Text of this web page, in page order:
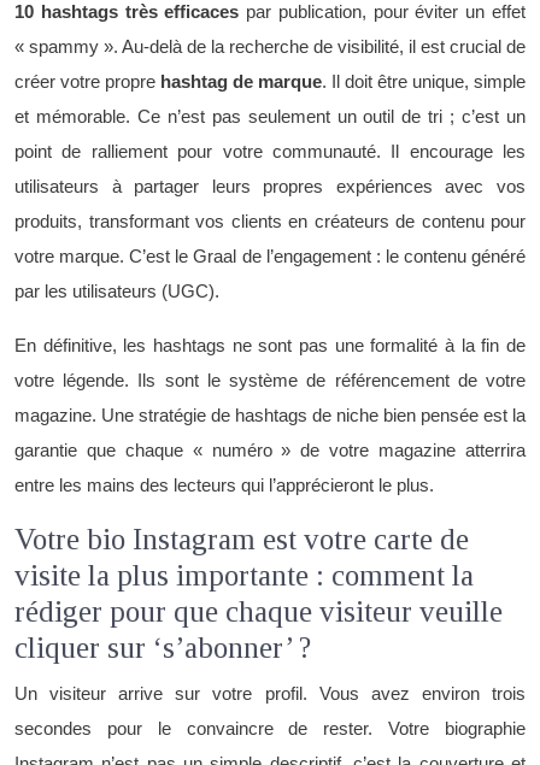
10 hashtags très efficaces par publication, pour éviter un effet
« spammy ». Au-delà de la recherche de visibilité, il est crucial de
créer votre propre hashtag de marque. Il doit être unique, simple
et mémorable. Ce n’est pas seulement un outil de tri ; c’est un
point de ralliement pour votre communauté. Il encourage les
utilisateurs à partager leurs propres expériences avec vos
produits, transformant vos clients en créateurs de contenu pour
votre marque. C’est le Graal de l’engagement : le contenu généré
par les utilisateurs (UGC).
En définitive, les hashtags ne sont pas une formalité à la fin de
votre légende. Ils sont le système de référencement de votre
magazine. Une stratégie de hashtags de niche bien pensée est la
garantie que chaque « numéro » de votre magazine atterrira
entre les mains des lecteurs qui l’apprécieront le plus.
Votre bio Instagram est votre carte de
visite la plus importante : comment la
rédiger pour que chaque visiteur veuille
cliquer sur ‘s’abonner’ ?
Un visiteur arrive sur votre profil. Vous avez environ trois
secondes pour le convaincre de rester. Votre biographie